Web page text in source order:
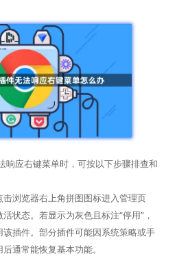
响应右键菜单时，可按以下步骤排查和
浏览器右上角拼图图标进入管理页
状态。若显示为灰色且标注“停用”，
插件。部分插件可能因系统策略或手
通常能恢复基本功能。